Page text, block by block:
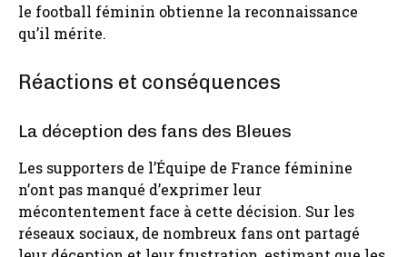
le football féminin obtienne la reconnaissance
qu’il mérite.
Réactions et conséquences
La déception des fans des Bleues
Les supporters de l’Équipe de France féminine
n’ont pas manqué d’exprimer leur
mécontentement face à cette décision. Sur les
réseaux sociaux, de nombreux fans ont partagé